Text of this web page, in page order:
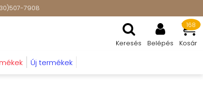
7908
Keresés Belépés Kosár
168
Új termékek